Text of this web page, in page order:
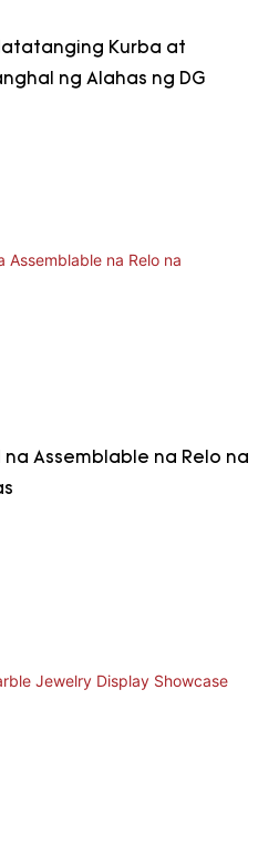
Kurba at
ng Alahas ng DG
Assemblable na Relo na